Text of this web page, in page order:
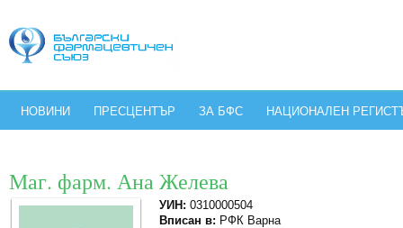
НОВИНИ ПРЕСЦЕНТЪР ЗА БФС НАЦИОНАЛЕН
Маг. фарм. Ана Желева
УИН: 0310000504
Вписан в: РФК Варна